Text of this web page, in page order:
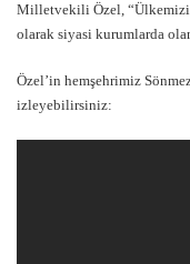
Milletvekili Özel,
olarak siyasi kurumlarda
Özel’in hemşehrimiz
izleyebilirsiniz: